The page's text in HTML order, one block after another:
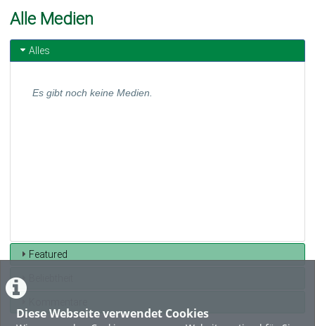
Diese Webseite verwendet Cookies
Alle Medien
Alles
Es gibt noch keine Medien.
Featured